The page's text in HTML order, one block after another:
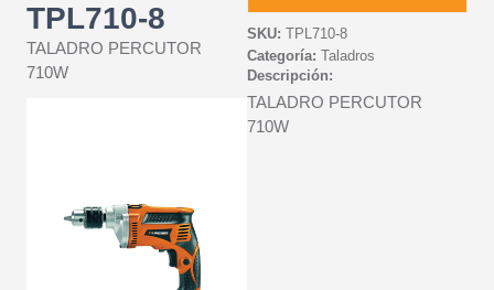
TPL710-8
TALADRO PERCUTOR
710W
SKU: TPL710-8
Categoría: Taladros
Descripción:
TALADRO PERCUTOR
710W